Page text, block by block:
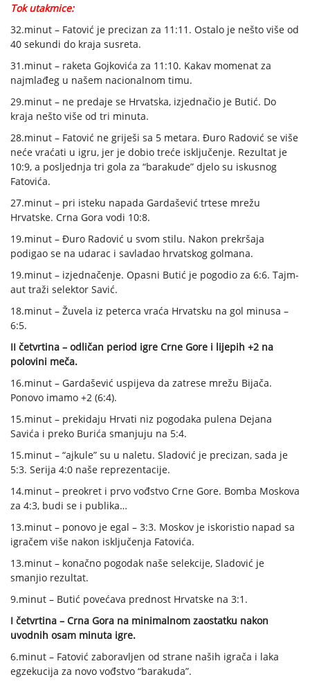
Tok utakmice:
32.minut – Fatović je precizan za 11:11. Ostalo je nešto više od
40 sekundi do kraja susreta.
31.minut – raketa Gojkovića za 11:10. Kakav momenat za
najmlađeg u našem nacionalnom timu.
29.minut – ne predaje se Hrvatska, izjednačio je Butić. Do
kraja nešto više od tri minuta.
28.minut – Fatović ne griješi sa 5 metara. Đuro Radović se više
neće vraćati u igru, jer je dobio treće isključenje. Rezultat je
10:9, a posljednja tri gola za “barakude” djelo su iskusnog
Fatovića.
27.minut – pri isteku napada Gardašević trtese mrežu
Hrvatske. Crna Gora vodi 10:8.
19.minut – Đuro Radović u svom stilu. Nakon prekršaja
podigao se na udarac i savladao hrvatskog golmana.
19.minut – izjednačenje. Opasni Butić je pogodio za 6:6. Tajm-
aut traži selektor Savić.
18.minut – Žuvela iz peterca vraća Hrvatsku na gol minusa –
6:5.
II četvrtina – odličan period igre Crne Gore i lijepih +2 na
polovini meča.
16.minut – Gardašević uspijeva da zatrese mrežu Bijača.
Ponovo imamo +2 (6:4).
15.minut – prekidaju Hrvati niz pogodaka pulena Dejana
Savića i preko Burića smanjuju na 5:4.
15.minut – “ajkule” su u naletu. Sladović je precizan, sada je
5:3. Serija 4:0 naše reprezentacije.
14.minut – preokret i prvo vođstvo Crne Gore. Bomba Moskova
za 4:3, budi se i publika…
13.minut – ponovo je egal – 3:3. Moskov je iskoristio napad sa
igračem više nakon isključenja Fatovića.
13.minut – konačno pogodak naše selekcije, Sladović je
smanjio rezultat.
9.minut – Butić povećava prednost Hrvatske na 3:1.
I četvrtina – Crna Gora na minimalnom zaostatku nakon
uvodnih osam minuta igre.
6.minut – Fatović zaboravljen od strane naših igrača i laka
egzekucija za novo vođstvo “barakuda”.